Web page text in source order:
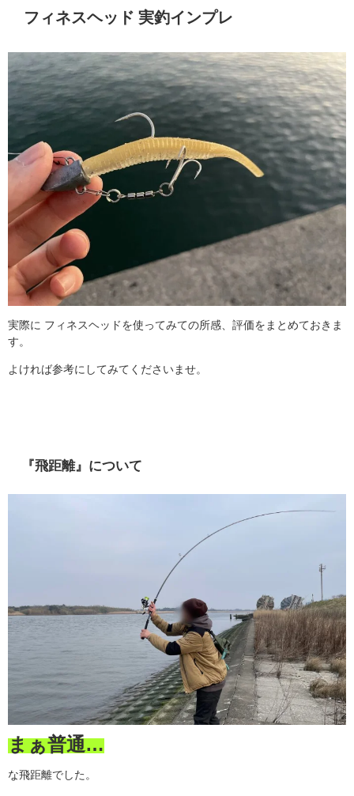
フィネスヘッド 実釣インプレ
実際に フィネスヘッドを使ってみての所感、評価をまとめておきま
す。
よければ参考にしてみてくださいませ。
『飛距離』について
まぁ普通…
な飛距離でした。